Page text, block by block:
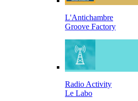
L'Antichambre
Groove Factory
Radio Activity
Le Labo